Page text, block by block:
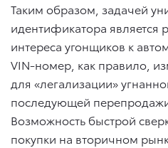
Таким образом, задачей
идентификатора является
интереса угонщиков к
VIN-номер, как правило,
для «легализации»
последующей
Возможность быстрой
покупки на вторичном